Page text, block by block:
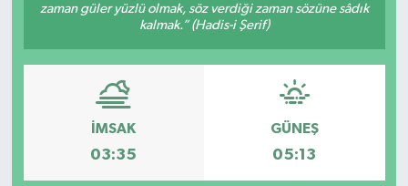
zaman güler yüzlü olmak, söz verdiği zaman sözüne sâdık
kalmak.” (Hadis-i Şerif)
İMSAK
03:35
GÜNEŞ
05:13